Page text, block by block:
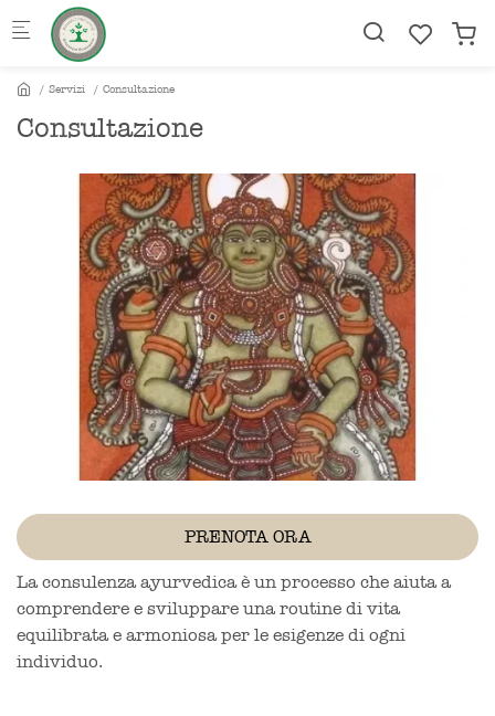
Skip to main content
Servizi Consultazione
Consultazione
PRENOTA ORA
La consulenza ayurvedica è un processo che aiuta a
comprendere e sviluppare una routine di vita
equilibrata e armoniosa per le esigenze di ogni
individuo.